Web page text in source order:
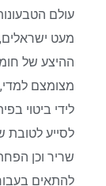
עולם
מעט ישראלים,
ההיצע של
מצומצם למדי,
לידי ביטוי
לסייע לטובת
שריר וכן
להתאים בעבור